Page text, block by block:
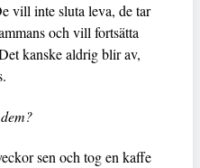
vill inte sluta leva, de tar
och vill fortsätta
kanske aldrig blir av,
sen och tog en kaffe